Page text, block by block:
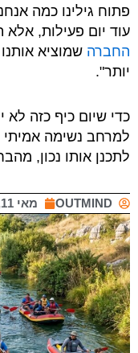
פתוח גילינו כמה
עוד יום פעילות, אלא
החברה שמוציא
יותר".
כדי שיום כיף כזה לא
למרחב נשימה אמיתי
לתכנן אותו נכון,
OUTMIND מאי 11, 2026